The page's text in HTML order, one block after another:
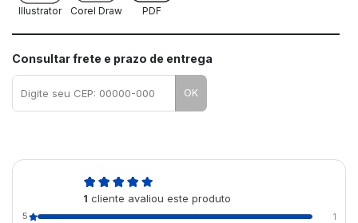
Illustrator Corel Draw PDF
Consultar frete e prazo de entrega
OK
1 cliente avaliou este produto
5
1